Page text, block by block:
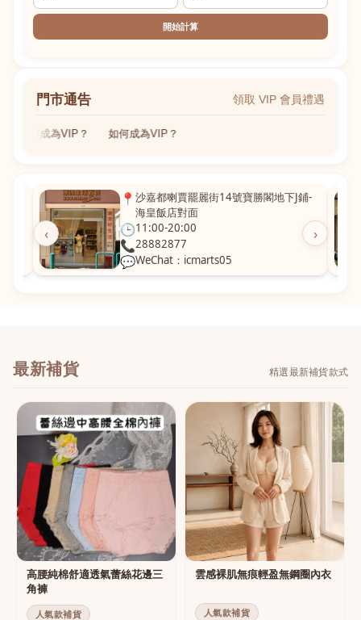
開始計算
門市通告 領取 VIP 會員禮遇
如何成為VIP？ 如何成為VIP？
‹ ›
📍 沙嘉都喇賈罷麗街14號寶勝閣地下J鋪-
海皇飯店對面
🕒11:00-20:00
📞28882877
💬WeChat：icmarts05
最新補貨 精選最新補貨款式
高腰純棉舒適透氣蕾絲花邊三
角褲
人氣款補貨
雲感裸肌無痕輕盈無鋼圈內衣
人氣款補貨